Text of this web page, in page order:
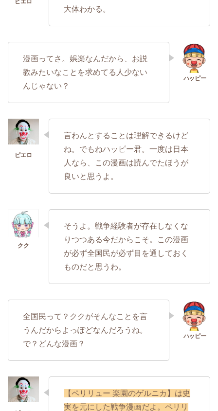
大体わかる。
漫画ってさ。娯楽なんだから、お説
教みたいなことを求めてる人少ない
んじゃない？
言わんとすることは理解できるけど
ね。でもねハッピー君。一度は日本
人なら、この漫画は読んでたほうが
良いと思うよ。
そうよ。戦争経験者が存在しなくな
りつつある今だからこそ。この漫画
が必ず全国民が必ず目を通しておく
ものだと思うわ。
全国民って？ククがそんなことを言
うんだからよっぽどなんだろうね。
で？どんな漫画？
【ペリリュー 楽園のゲルニカ】は史
実を元にした戦争漫画だよ。ペリリ